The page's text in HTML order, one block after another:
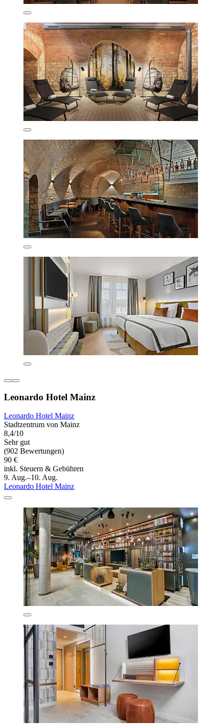
Leonardo Hotel Mainz
Leonardo Hotel Mainz
Stadtzentrum von Mainz
8,4/10
Sehr gut
(902 Bewertungen)
90 €
inkl. Steuern & Gebühren
9. Aug.–10. Aug.
Leonardo Hotel Mainz